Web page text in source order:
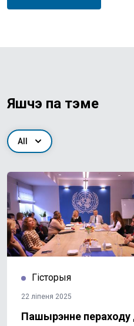
Яшчэ па тэме
All
Гісторыя
22 ліпеня 2025
Пашырэнне пераходу